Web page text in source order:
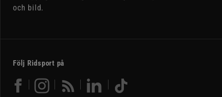
och bild.
Följ Ridsport på